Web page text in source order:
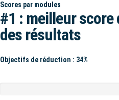
Scores par modules
#1 : meilleur score
des résultats
Objectifs de réduction : 34%